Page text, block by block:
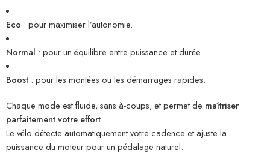
Eco : pour maximiser l’autonomie.
Normal : pour un équilibre entre puissance et durée.
Boost : pour les montées ou les démarrages rapides.
Chaque mode est fluide, sans à-coups, et permet de maîtriser
parfaitement votre effort.
Le vélo détecte automatiquement votre cadence et ajuste la
puissance du moteur pour un pédalage naturel.